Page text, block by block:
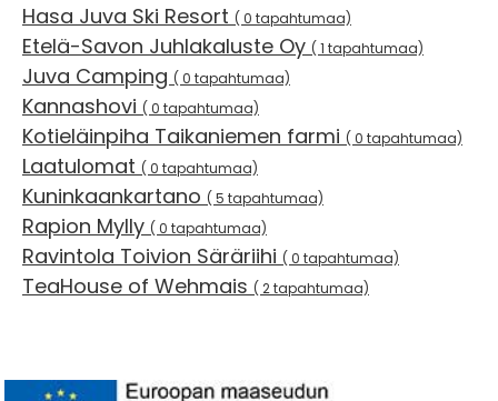
Hasa Juva Ski Resort ( 0 tapahtumaa)
Etelä-Savon Juhlakaluste Oy ( 1 tapahtumaa)
Juva Camping ( 0 tapahtumaa)
Kannashovi ( 0 tapahtumaa)
Kotieläinpiha Taikaniemen farmi ( 0 tapahtumaa)
Laatulomat ( 0 tapahtumaa)
Kuninkaankartano ( 5 tapahtumaa)
Rapion Mylly ( 0 tapahtumaa)
Ravintola Toivion Säräriihi ( 0 tapahtumaa)
TeaHouse of Wehmais ( 2 tapahtumaa)